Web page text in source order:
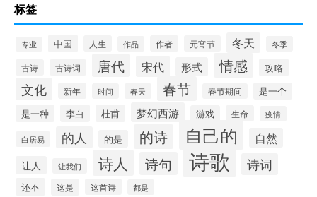
标签
专业 中国 人生 作品 作者 元宵节 冬天 冬季
古诗 古诗词 唐代 宋代 形式 情感 攻略
文化 新年 时间 春天 春节 春节期间 是一个
是一种 李白 杜甫 梦幻西游 游戏 生命 疫情
白居易 的人 的是 的诗 自己的 自然
让人 让我们 诗人 诗句 诗歌 诗词
还不 这是 这首诗 都是